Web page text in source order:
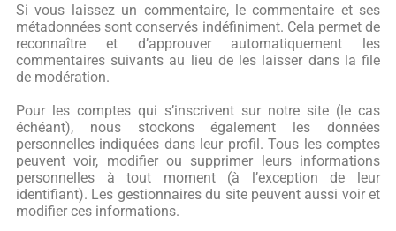
Si vous laissez un commentaire, le commentaire et ses
métadonnées sont conservés indéfiniment. Cela permet de
reconnaître et d’approuver automatiquement les
commentaires suivants au lieu de les laisser dans la file
de modération.
Pour les comptes qui s’inscrivent sur notre site (le cas
échéant), nous stockons également les données
personnelles indiquées dans leur profil. Tous les comptes
peuvent voir, modifier ou supprimer leurs informations
personnelles à tout moment (à l’exception de leur
identifiant). Les gestionnaires du site peuvent aussi voir et
modifier ces informations.